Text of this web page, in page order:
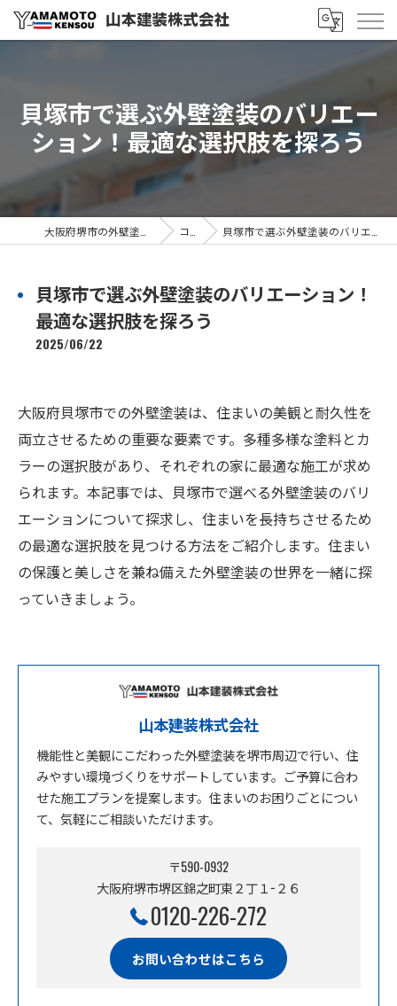
貝塚市で選ぶ外壁塗装のバリエー
ション！最適な選択肢を探ろう
コラム 貝塚市で選ぶ外壁塗装のバリエーション！最適な選択肢を探ろう
貝塚市で選ぶ外壁塗装のバリエーション！
最適な選択肢を探ろう
2025/06/22
大阪府貝塚市での外壁塗装は、住まいの美観と耐久性を
両立させるための重要な要素です。多種多様な塗料とカ
ラーの選択肢があり、それぞれの家に最適な施工が求め
られます。本記事では、貝塚市で選べる外壁塗装のバリ
エーションについて探求し、住まいを長持ちさせるため
の最適な選択肢を見つける方法をご紹介します。住まい
の保護と美しさを兼ね備えた外壁塗装の世界を一緒に探
っていきましょう。
山本建装株式会社
機能性と美観にこだわった外壁塗装を堺市周辺で行い、住
みやすい環境づくりをサポートしています。ご予算に合わ
せた施工プランを提案します。住まいのお困りごとについ
て、気軽にご相談いただけます。
〒590-0932
大阪府堺市堺区錦之町東２丁１−２６
0120-226-272
お問い合わせはこちら